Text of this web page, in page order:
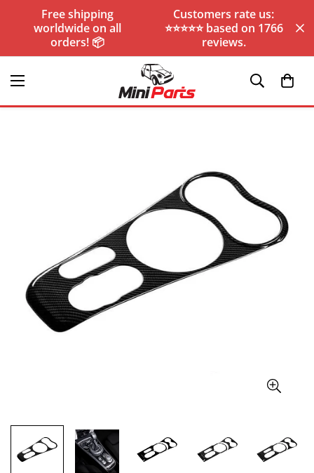
Free shipping
worldwide on all
orders! 📦
Customers rate us:
⭐️⭐️⭐️⭐️⭐️ based on 1766
reviews.